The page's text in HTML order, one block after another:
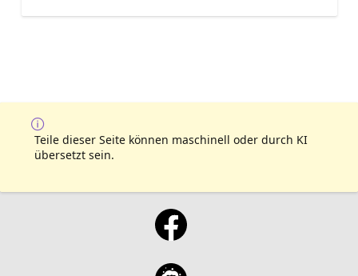
Teile dieser Seite können maschinell oder durch KI
übersetzt sein.